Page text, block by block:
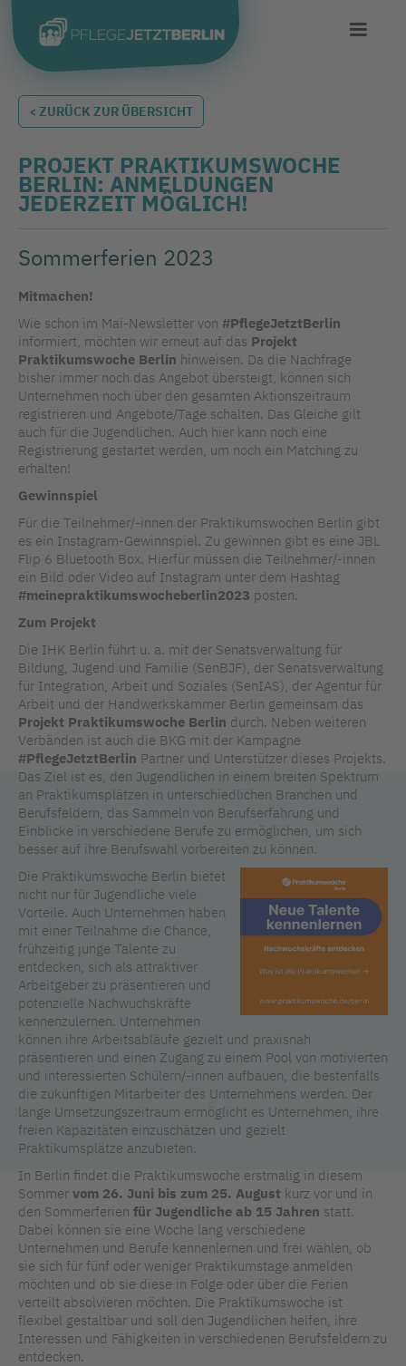
< ZURÜCK ZUR ÜBERSICHT
PROJEKT PRAKTIKUMSWOCHE
BERLIN: ANMELDUNGEN
JEDERZEIT MÖGLICH!
Sommerferien 2023
Mitmachen!
Wie schon im Mai-Newsletter von #PflegeJetztBerlin
informiert, möchten wir erneut auf das Projekt
Praktikumswoche Berlin hinweisen. Da die Nachfrage
bisher immer noch das Angebot übersteigt, können sich
Unternehmen noch über den gesamten Aktionszeitraum
registrieren und Angebote/Tage schalten. Das Gleiche gilt
auch für die Jugendlichen. Auch hier kann noch eine
Registrierung gestartet werden, um noch ein Matching zu
erhalten!
Gewinnspiel
Für die Teilnehmer/-innen der Praktikumswochen Berlin gibt
es ein Instagram-Gewinnspiel. Zu gewinnen gibt es eine JBL
Flip 6 Bluetooth Box. Hierfür müssen die Teilnehmer/-innen
ein Bild oder Video auf Instagram unter dem Hashtag
#meinepraktikumswocheberlin2023 posten.
Zum Projekt
Die IHK Berlin führt u. a. mit der Senatsverwaltung für
Bildung, Jugend und Familie (SenBJF), der Senatsverwaltung
für Integration, Arbeit und Soziales (SenIAS), der Agentur für
Arbeit und der Handwerkskammer Berlin gemeinsam das
Projekt Praktikumswoche Berlin durch. Neben weiteren
Verbänden ist auch die BKG mit der Kampagne
#PflegeJetztBerlin Partner und Unterstützer dieses Projekts.
Das Ziel ist es, den Jugendlichen in einem breiten Spektrum
an Praktikumsplätzen in unterschiedlichen Branchen und
Berufsfeldern, das Sammeln von Berufserfahrung und
Einblicke in verschiedene Berufe zu ermöglichen, um sich
besser auf ihre Berufswahl vorbereiten zu können.
Die Praktikumswoche Berlin bietet
nicht nur für Jugendliche viele
Vorteile. Auch Unternehmen haben
mit einer Teilnahme die Chance,
frühzeitig junge Talente zu
entdecken, sich als attraktiver
Arbeitgeber zu präsentieren und
potenzielle Nachwuchskräfte
kennenzulernen. Unternehmen
können ihre Arbeitsabläufe gezielt und praxisnah
präsentieren und einen Zugang zu einem Pool von motivierten
und interessierten Schülern/-innen aufbauen, die bestenfalls
die zukünftigen Mitarbeiter des Unternehmens werden. Der
lange Umsetzungszeitraum ermöglicht es Unternehmen, ihre
freien Kapazitäten einzuschätzen und gezielt
Praktikumsplätze anzubieten.
In Berlin findet die Praktikumswoche erstmalig in diesem
Sommer vom 26. Juni bis zum 25. August kurz vor und in
den Sommerferien für Jugendliche ab 15 Jahren statt.
Dabei können sie eine Woche lang verschiedene
Unternehmen und Berufe kennenlernen und frei wählen, ob
sie sich für fünf oder weniger Praktikumstage anmelden
möchten und ob sie diese in Folge oder über die Ferien
verteilt absolvieren möchten. Die Praktikumswoche ist
flexibel gestaltbar und soll den Jugendlichen helfen, ihre
Interessen und Fähigkeiten in verschiedenen Berufsfeldern zu
entdecken.